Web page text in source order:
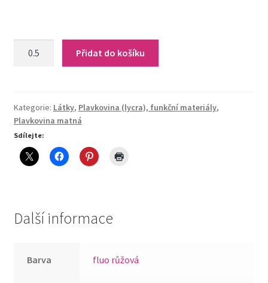
quantity
Přidat do košíku
Kategorie: Látky, Plavkovina (lycra), funkční materiály,
Plavkovina matná
Sdílejte:
Další informace
Barva fluo růžová